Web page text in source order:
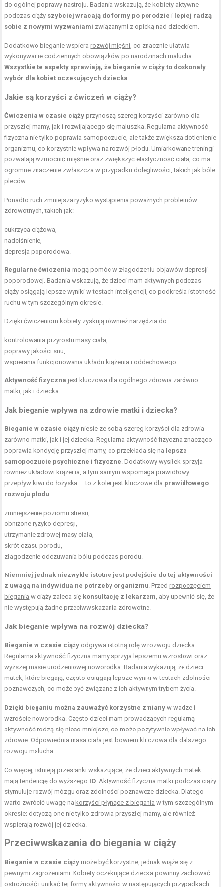
do ogólnej poprawy nastroju. Badania wskazują, że kobiety aktywne
podczas ciąży szybciej wracają do formy po porodzie i lepiej radzą
sobie z nowymi wyzwaniami związanymi z opieką nad dzieckiem.
Dodatkowo bieganie wspiera rozwój mięśni , co znacznie ułatwia
wykonywanie codziennych obowiązków po narodzinach malucha.
Wszystkie te aspekty sprawiają, że bieganie w ciąży to doskonały
wybór dla kobiet oczekujących dziecka
Jakie są korzyści z ćwiczeń w ciąży?
Ćwiczenia w czasie ciąży przynoszą szereg korzyści zarówno dla
przyszłej mamy, jak i rozwijającego się maluszka. Regularna aktywność
fizyczna nie tylko poprawia samopoczucie, ale także zwiększa dotlenienie
organizmu, co korzystnie wpływa na rozwój płodu. Umiarkowane treningi
pozwalają wzmocnić mięśnie oraz zwiększyć elastyczność ciała, co ma
ogromne znaczenie zwłaszcza w przypadku dolegliwości, takich jak bóle
pleców.
Ponadto ruch zmniejsza ryzyko wystąpienia poważnych problemów
zdrowotnych, takich jak:
cukrzyca ciążowa,
nadciśnienie,
depresja poporodowa.
Regularne ćwiczenia mogą pomóc w złagodzeniu objawów depresji
poporodowej. Badania wskazują, że dzieci mam aktywnych podczas
ciąży osiągają lepsze wyniki w testach inteligencji, co podkreśla istotność
ruchu w tym szczególnym okresie.
Dzięki ćwiczeniom kobiety zyskują również narzędzia do:
kontrolowania przyrostu masy ciała,
poprawy jakości snu,
wspierania funkcjonowania układu krążenia i oddechowego.
Aktywność fizyczna jest kluczowa dla ogólnego zdrowia zarówno
matki, jak i dziecka.
Jak bieganie wpływa na zdrowie matki i dziecka?
Bieganie w czasie ciąży niesie ze sobą szereg korzyści dla zdrowia
zarówno matki, jak i jej dziecka. Regularna aktywność fizyczna znacząco
poprawia kondycję przyszłej mamy, co przekłada się na lepsze
samopoczucie psychiczne i fizyczne . Dodatkowy wysiłek sprzyja
również układowi krążenia, a tym samym wspomaga prawidłowy
przepływ krwi do łożyska — to z kolei jest kluczowe dla prawidłowego
rozwoju płodu
zmniejszenie poziomu stresu,
obniżone ryzyko depresji,
utrzymanie zdrowej masy ciała,
skrót czasu porodu,
złagodzenie odczuwania bólu podczas porodu.
Niemniej jednak niezwykle istotne jest podejście do tej aktywności
z uwagą na indywidualne potrzeby organizmu . Przed rozpoczęciem
biegania w ciąży zaleca się konsultację z lekarzem , aby upewnić się, że
nie występują żadne przeciwwskazania zdrowotne.
Jak bieganie wpływa na rozwój dziecka?
Bieganie w czasie ciąży odgrywa istotną rolę w rozwoju dziecka.
Regularna aktywność fizyczna mamy sprzyja lepszemu wzrostowi oraz
wyższej masie urodzeniowej noworodka. Badania wykazują, że dzieci
matek, które biegają, często osiągają lepsze wyniki w testach zdolności
poznawczych, co może być związane z ich aktywnym trybem życia.
Dzięki bieganiu można zauważyć korzystne zmiany w wadze i
wzroście noworodka. Często dzieci mam prowadzących regularną
aktywność rodzą się nieco mniejsze, co może pozytywnie wpływać na ich
zdrowie. Odpowiednia masa ciała jest bowiem kluczowa dla dalszego
rozwoju malucha.
Co więcej, istnieją przesłanki wskazujące, że dzieci aktywnych matek
mają tendencję do wyższego IQ . Aktywność fizyczna matki podczas ciąży
stymuluje rozwój mózgu oraz zdolności poznawcze dziecka. Dlatego
warto zwrócić uwagę na korzyści płynące z biegania w tym szczególnym
okresie; dotyczą one nie tylko zdrowia przyszłej mamy, ale również
wspierają rozwój jej dziecka.
Przeciwwskazania do biegania w ciąży
Bieganie w czasie ciąży może być korzystne, jednak wiąże się z
pewnymi zagrożeniami. Kobiety oczekujące dziecka powinny zachować
ostrożność i unikać tej formy aktywności w następujących przypadkach: